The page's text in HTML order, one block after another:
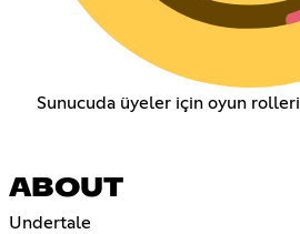
Sunucuda üyeler için oyun rolleri
ABOUT
Undertale